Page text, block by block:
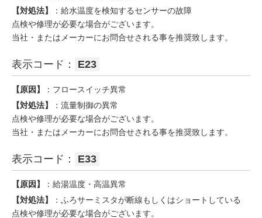
【対処法】
：給水温度を検知するセンサーの故障
点検や修理が必要な場合がございます。
当社・またはメーカーにお問合せされる事を推奨致します。
表示コード： E23
【原因】
：フロースイッチ異常
【対処法】
：流量制御の異常
点検や修理が必要な場合がございます。
当社・またはメーカーにお問合せされる事を推奨致します。
表示コード： E33
【原因】
：給湯温度・高温異常
【対処法】
：ふろサーミスタが断線もしくはショートしている
点検や修理が必要な場合がございます。